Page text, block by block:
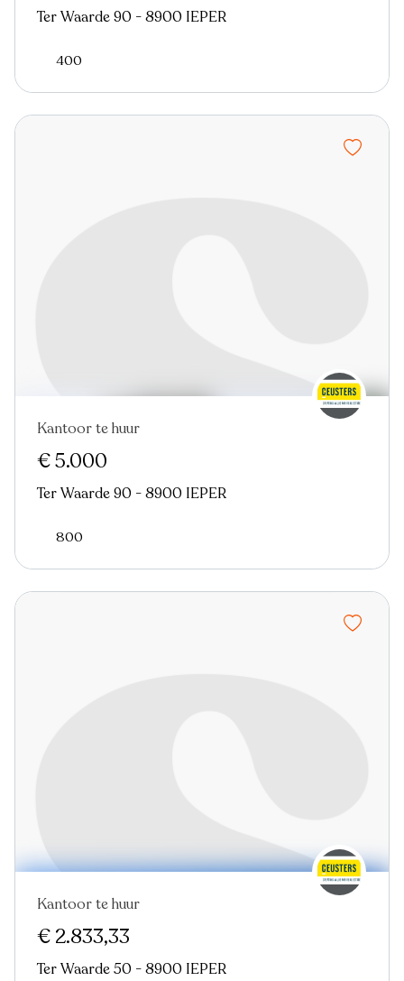
Ter Waarde 90 - 8900 IEPER
400
Kantoor te huur
€ 5.000
Ter Waarde 90 - 8900 IEPER
800
Kantoor te huur
€ 2.833,33
Ter Waarde 50 - 8900 IEPER